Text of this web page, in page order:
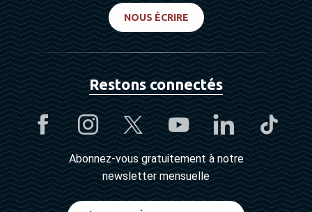
NOUS ÉCRIRE
Restons connectés
Abonnez-vous gratuitement à notre
newsletter mensuelle